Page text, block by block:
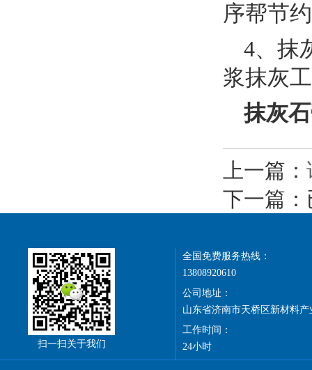
序帮节
4、抹
浆抹灰
抹灰
上一篇：
下一篇
扫一扫关于我们
全国免费服务热线：
13808920610
公司地址：
山东省济南市天桥区新材料产
工作时间：
24小时